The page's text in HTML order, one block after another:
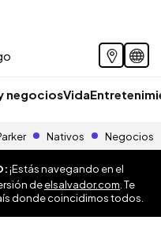
negociosVida
Nativos Negocios
¡Estás navegando en el
deelsalvador.com . Te
donde coincidimos todos.